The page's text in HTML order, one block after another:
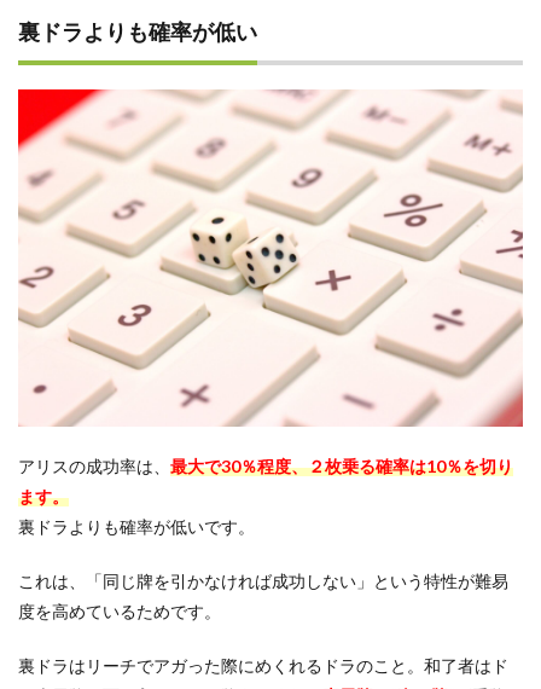
裏ドラよりも確率が低い
アリスの成功率は、 最大で30％程度、２枚乗る確率は10％を切り
ます。
裏ドラよりも確率が低いです。
これは、「同じ牌を引かなければ成功しない」という特性が難易
度を高めているためです。
裏ドラはリーチでアガった際にめくれるドラのこと。和了者はド